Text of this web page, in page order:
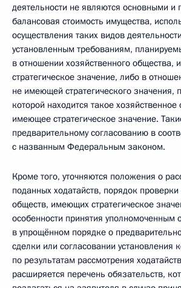
деятельности не являются основными и
балансовая стоимость имущества,
осуществления таких видов
установленным требованиям,
в отношении хозяйственного общества,
стратегическое значение, либо в
не имеющей стратегического значения,
которой находится такое хозяйственное
имеющее стратегическое значение.
предварительному согласованию в
с названным Федеральным законом.
Кроме того, уточняются положения о
поданных ходатайств, порядок
обществ, имеющих стратегическое
особенности принятия уполномоченным
в упрощённом порядке о
сделки или согласовании установления
по результатам рассмотрения
расширяется перечень обязательств,